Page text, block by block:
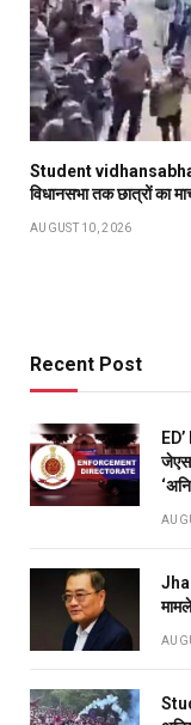
Student vidhansabha
विधानसभा तक छात्रों का
AUGUST 10, 2026
Recent Post